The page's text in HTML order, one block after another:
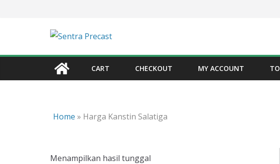
CART CHECKOUT MY ACCOUNT
Home » Harga Kanstin Salatiga
Menampilkan hasil tunggal